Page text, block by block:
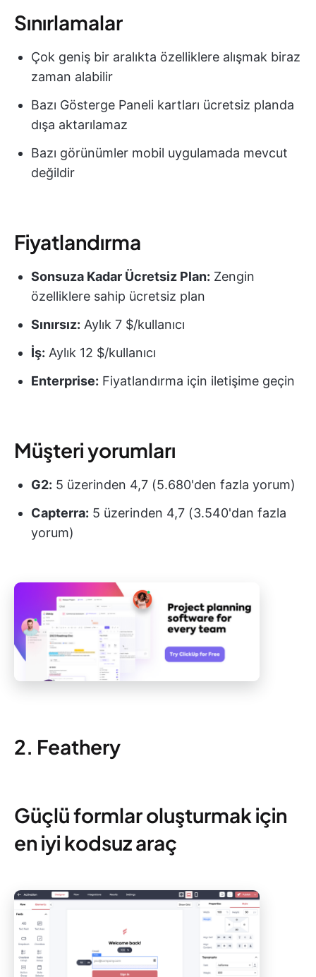
Sınırlamalar
Çok geniş bir aralıkta özelliklere alışmak biraz
zaman alabilir
Bazı Gösterge Paneli kartları ücretsiz planda
dışa aktarılamaz
Bazı görünümler mobil uygulamada mevcut
değildir
Fiyatlandırma
Sonsuza Kadar Ücretsiz Plan: Zengin
özelliklere sahip ücretsiz plan
Sınırsız: Aylık 7 $/kullanıcı
İş: Aylık 12 $/kullanıcı
Enterprise: Fiyatlandırma için iletişime geçin
Müşteri yorumları
G2: 5 üzerinden 4,7 (5.680'den fazla yorum)
Capterra: 5 üzerinden 4,7 (3.540'dan fazla
yorum)
2. Feathery
Güçlü formlar oluşturmak için
en iyi kodsuz araç